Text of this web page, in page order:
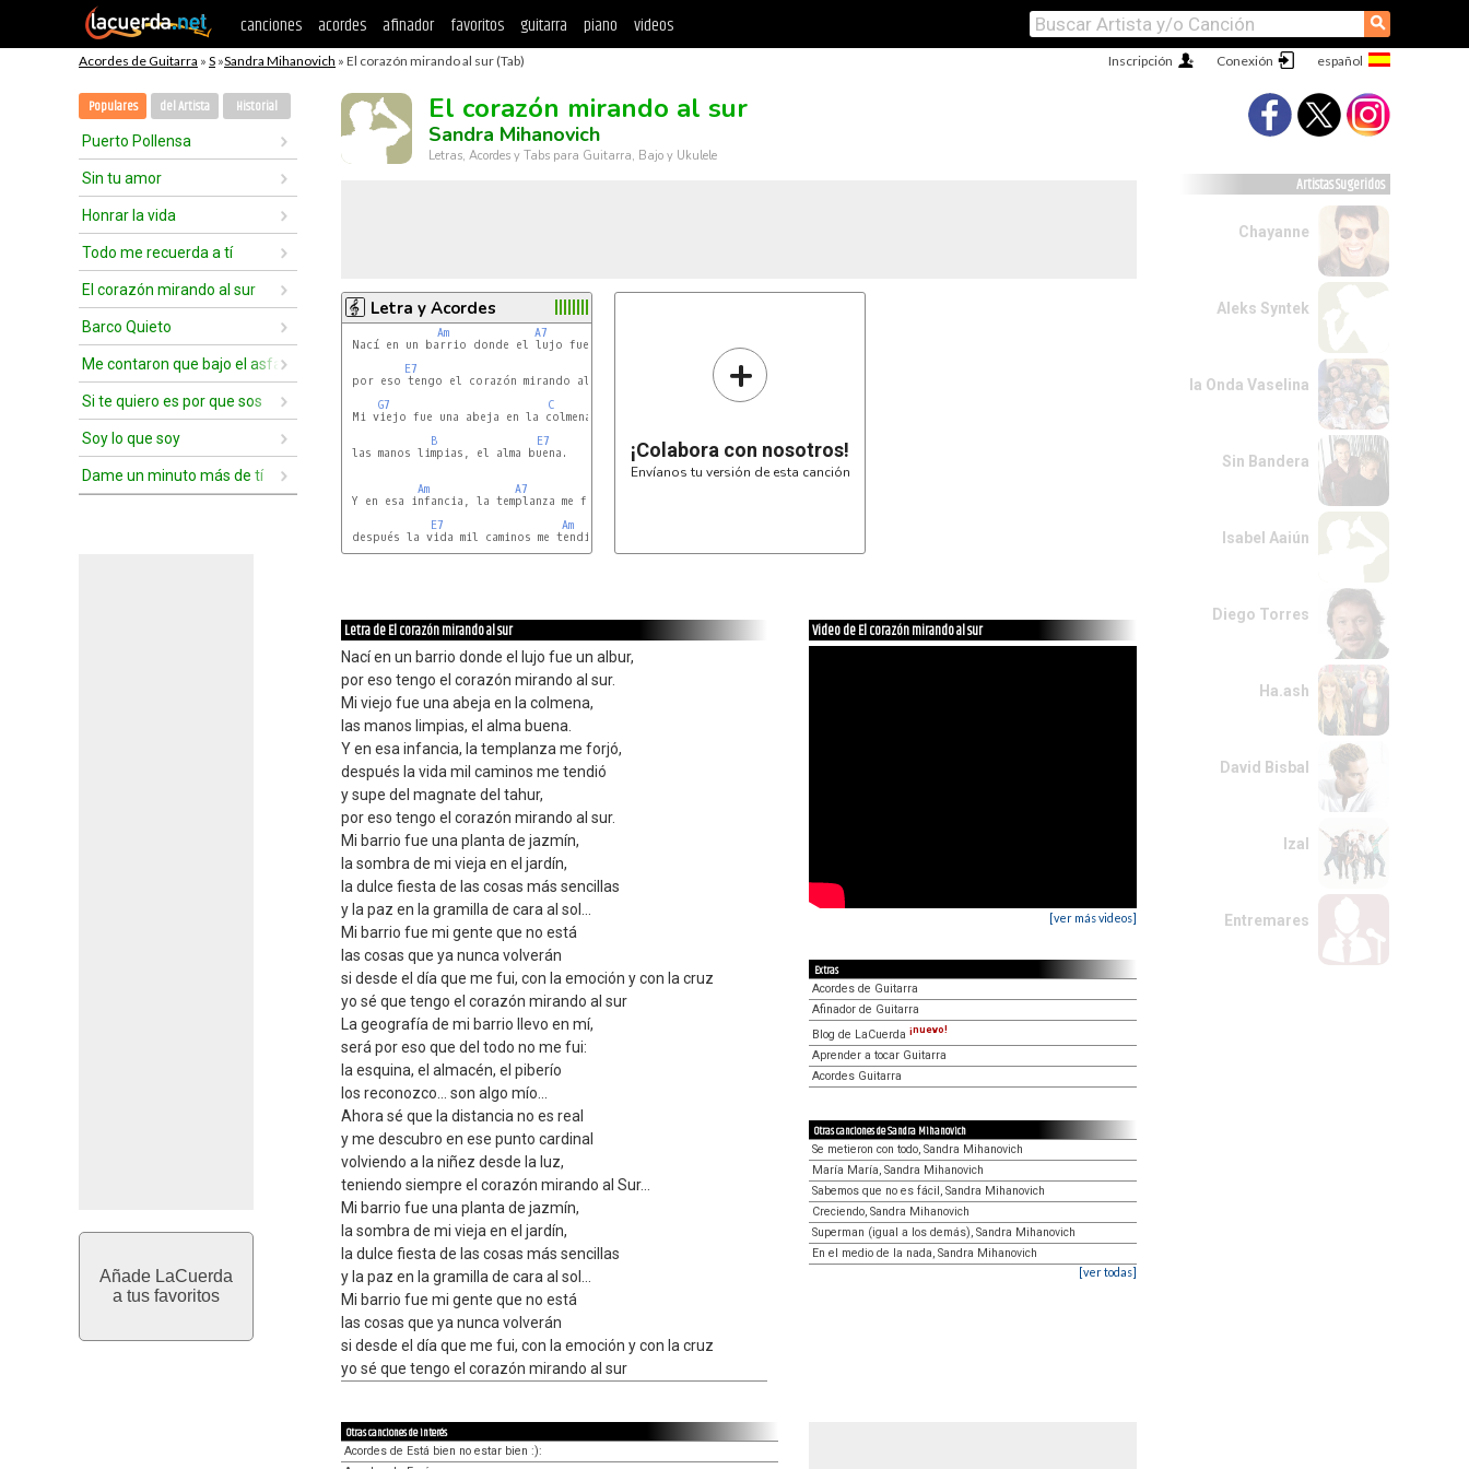
canciones acordes afinador favoritos guitarra piano videos ⚲
Acordes de Guitarra » S »Sandra Mihanovich » El corazón mirando al sur (Tab) Conexión
Inscripción
Populares del Artista Historial
Puerto Pollensa
Sin tu amor
Honrar la vida
Todo me recuerda a tí
El corazón mirando al sur
Barco Quieto
Me contaron que bajo el asfalto
Si te quiero es por que sos
Soy lo que soy
Dame un minuto más de tí
Añade LaCuerda
a tus favoritos
El corazón mirando al sur
Sandra Mihanovich
Letras, Acordes y Tabs para Guitarra, Bajo y Ukulele
Letra y Acordes
Am A7
Nací en un barrio donde el lujo fue un albur,
E7
por eso tengo el corazón mirando al sur.
G7
C
Mi viejo fue una abeja en la colmena,
B
E7
las manos limpias, el alma buena.
Am A7
Y en esa infancia, la templanza me forjó,
E7
Am
después la vida mil caminos me tendió
+
¡Colabora con nosotros!
Envíanos tu versión de esta canción
Letra de El corazón mirando al sur
Nací en un barrio donde el lujo fue un albur,
por eso tengo el corazón mirando al sur.
Mi viejo fue una abeja en la colmena,
las manos limpias, el alma buena.
Y en esa infancia, la templanza me forjó,
después la vida mil caminos me tendió
y supe del magnate del tahur,
por eso tengo el corazón mirando al sur.
Mi barrio fue una planta de jazmín,
la sombra de mi vieja en el jardín,
la dulce fiesta de las cosas más sencillas
y la paz en la gramilla de cara al sol...
Mi barrio fue mi gente que no está
las cosas que ya nunca volverán
si desde el día que me fui, con la emoción y con la cruz
yo sé que tengo el corazón mirando al sur
La geografía de mi barrio llevo en mí,
será por eso que del todo no me fui:
la esquina, el almacén, el piberío
los reconozco... son algo mío...
Ahora sé que la distancia no es real
y me descubro en ese punto cardinal
volviendo a la niñez desde la luz,
teniendo siempre el corazón mirando al Sur...
Mi barrio fue una planta de jazmín,
la sombra de mi vieja en el jardín,
la dulce fiesta de las cosas más sencillas
y la paz en la gramilla de cara al sol...
Mi barrio fue mi gente que no está
las cosas que ya nunca volverán
si desde el día que me fui, con la emoción y con la cruz
yo sé que tengo el corazón mirando al sur
Video de El corazón mirando al sur
[ver más videos]
Extras
Acordes de Guitarra
Afinador de Guitarra
Blog de LaCuerda ¡nuevo!
Aprender a tocar Guitarra
Acordes Guitarra
Otras canciones de Sandra Mihanovich
Se metieron con todo, Sandra Mihanovich
María María, Sandra Mihanovich
Sabemos que no es fácil, Sandra Mihanovich
Creciendo, Sandra Mihanovich
Superman (igual a los demás), Sandra Mihanovich
En el medio de la nada, Sandra Mihanovich
[ver todas]
Otras canciones de interés
Acordes de Está bien no estar bien :):
Artistas Sugeridos
Chayanne
Aleks Syntek
la Onda Vaselina
Sin Bandera
Isabel Aaiún
Diego Torres
Ha.ash
David Bisbal
Izal
Entremares